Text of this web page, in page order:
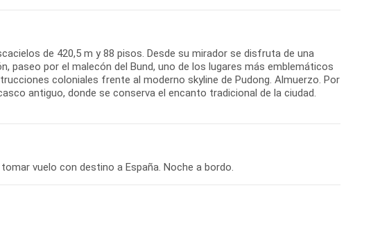
de 420,5 m y 88 pisos. Desde su mirador se disfruta de una
paseo por el malecón del Bund, uno de los lugares más emblemáticos
coloniales frente al moderno skyline de Pudong. Almuerzo. Por
antiguo, donde se conserva el encanto tradicional de la ciudad.
vuelo con destino a España. Noche a bordo.